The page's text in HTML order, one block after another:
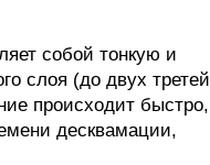
собой тонкую и
слоя (до двух третей
происходит быстро,
десквамации,